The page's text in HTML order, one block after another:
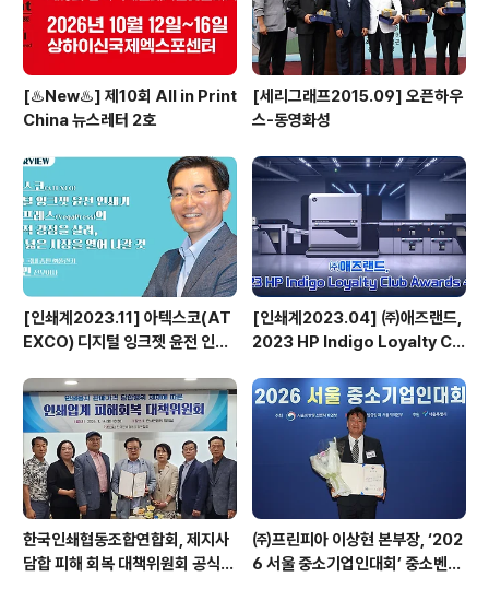
[♨️New♨️] 제10회 All in Print
China 뉴스레터 2호
[세리그래프2015.09] 오픈하우
스-동영화성
[인쇄계2023.11] 아텍스코(AT
EXCO) 디지털 잉크젯 윤전 인쇄
기능적 강점을 살려, 보다 넓은 시
장을 열어 나갈 것 - 아텍스코(AT
EXCO) 국내 총판 ㈜풀린키 강성
민 전무이사
[인쇄계2023.04] ㈜애즈랜드,
2023 HP Indigo Loyalty Clu
한국인쇄협동조합연합회, 제지사
담합 피해 회복 대책위원회 공식
㈜프린피아 이상현 본부장, ‘202
6 서울 중소기업인대회’ 중소벤처